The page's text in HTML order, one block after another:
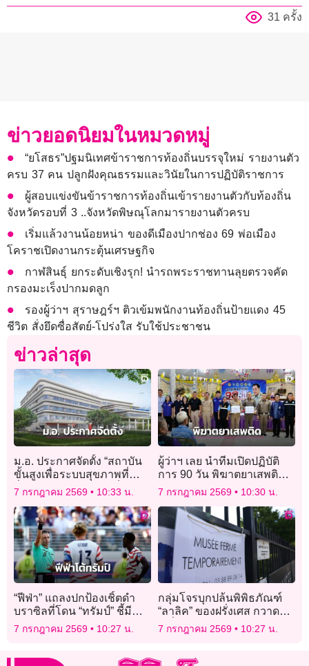
31 ครั้ง
ข่าวยอดนิยมในหมวดหมู่
“ยโสธร”ปฐมนิเทศข้าราชการท้องถิ่นบรรจุใหม่ รายงานตัว
ครบ 37 คน ปลูกฝังคุณธรรมและวินัยในการปฏิบัติราชการ
ผู้สอบแข่งขันข้าราชการท้องถิ่นเข้ารายงานตัวกับท้องถิ่น
จังหวัดรอบที่ 3 ..จังหวัดพิษณุโลกมารายงานตัวครบ
เริ่มแล้วงานน้อยหน่า ของดีเมืองปากช่อง 69 พ่อเมือง
โคราชเปิดงานกระตุ้นเศรษฐกิจ
กาฬสินธุ์ ยกระดับเชิงรุก! นำรถพระราชทานลุยตรวจคัด
กรองมะเร็งปากมดลูก
รองผู้ว่าฯ สุราษฎร์ฯ ติวเข้มพนักงานท้องถิ่นป้ายแดง 45
ชีวิต สั่งยึดซื่อสัตย์-โปร่งใส รับใช้ประชาชน
ข่าวล่าสุด
ม.อ. ประกาศจัดตั้ง “สถาบัน
ขั้นสูงเพื่อระบบสุขภาพที่
ยั่งยืน” ณ วิทยาเขตภูเก็ต มุ่ง
ขับเคลื่อนนวัตกรรมสุขภาพฯ
7 กรกฎาคม 2569 10:33 น.
ผู้ว่าฯ เลย นำทีมเปิดปฏิบัติ
การ 90 วัน พิฆาตยาเสพติด
บูรณาการ 7 อำเภอ ขานรับ
นโยบายนายกรัฐมนตรี
7 กรกฎาคม 2569 10:30 น.
“ฟีฟ่า” แถลงปกป้องเชิ้ตดำ
บราซิลที่โดน “ทรัมป์” ชี้มี
ประวัติน่าสงสัย
7 กรกฎาคม 2569 10:27 น.
กลุ่มโจรบุกปล้นพิพิธภัณฑ์
“ลาลิค” ของฝรั่งเศส กวาด
เครื่องเพชรหลบหนีลอยนวล
7 กรกฎาคม 2569 10:27 น.